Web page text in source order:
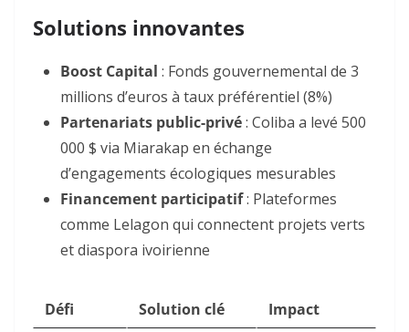
Solutions innovantes
Boost Capital : Fonds gouvernemental de 3
millions d’euros à taux préférentiel (8%)
Partenariats public-privé: Coliba a levé 500
000 $ via Miarakap en échange
d’engagements écologiques mesurables
Financement participatif: Plateformes
comme Lelagon qui connectent projets verts
et diaspora ivoirienne
Défi Solution clé
Impact